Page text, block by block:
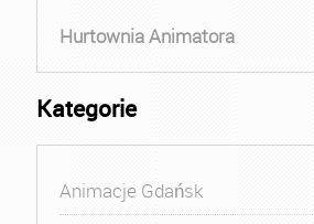
Hurtownia Animatora
Kategorie
Animacje Gdańsk